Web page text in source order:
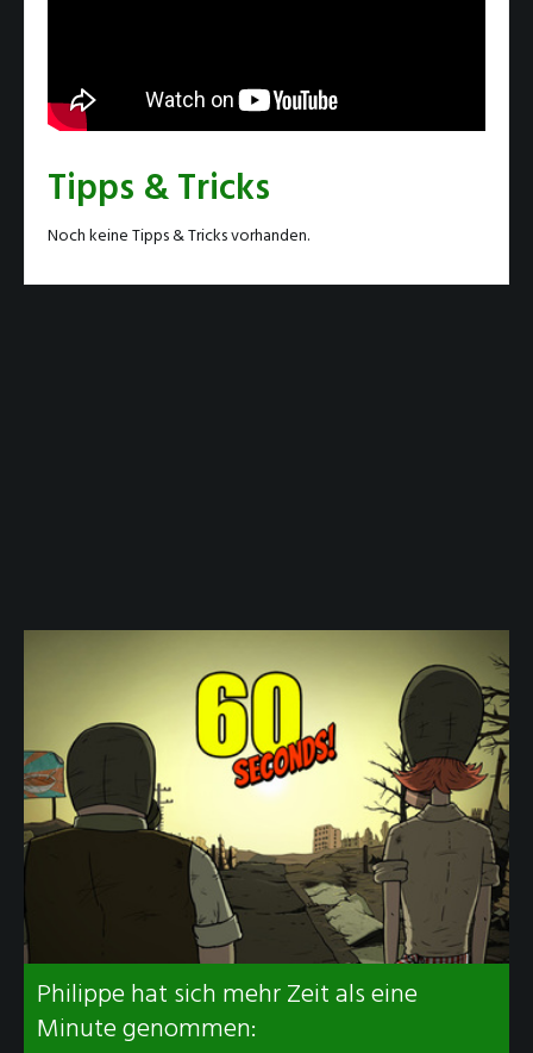
Tipps & Tricks
Noch keine Tipps & Tricks vorhanden.
Philippe hat sich mehr Zeit als eine
Minute genommen: